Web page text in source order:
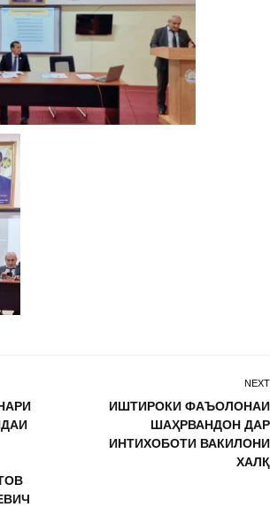
NEXT
ИШТИРОКИ ФАЪОЛОНАИ
ШАҲРВАНДОН ДАР
ИНТИХОБОТИ ВАКИЛОНИ
ХАЛҚ